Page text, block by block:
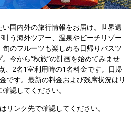
国内外の旅行情報をお届け。世界遺
う海外ツアー、温泉やビーチリゾー
旬のフルーツも楽しめる日帰りバスツ
今から“秋旅”の計画を始めてみませ
、2名1室利用時の1名料金です。日帰
です。最新の料金および残席状況はリ
認してください。
リンク先で確認してください。